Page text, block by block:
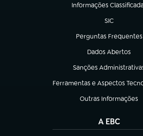
Informações
(abre em nova aba)
SIC
(abre em
Perguntas Frequentes
(abre em nova aba)
Dados Abertos
(abre em nova aba)
Sanções
(abre em nova aba)
Ferramentas e Aspectos
(abre em nova aba)
Outras Informações
(abre em nova aba)
A EBC